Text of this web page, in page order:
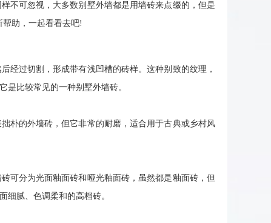
可忽视，大多数别墅外墙都是用墙砖来点缀的，但是
助，一起看看去吧!
过切割，形成带有浅凹槽的砖样。这种别致的纹理，
是比较常见的一种别墅外墙砖。
的外墙砖，但它非常的耐磨，适合用于古典或乡村风
分为光面釉面砖和哑光釉面砖，虽然都是釉面砖，但
细腻、色调柔和的高档砖。